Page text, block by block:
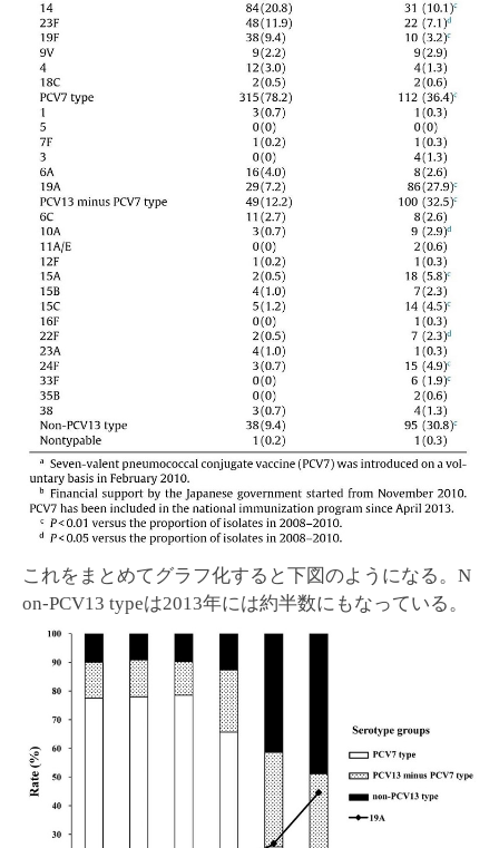
これをまとめてグラフ化すると下図のようになる。N
on-PCV13 typeは2013年には約半数にもなっている。